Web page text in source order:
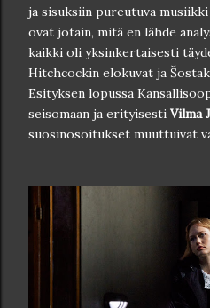
ja sisuksiin pureutuva
ovat jotain, mitä en lähde
kaikki oli yksinkertaisesti
Hitchcockin elokuvat ja
Esityksen lopussa
seisomaan ja erityisesti Vilma
suosinosoitukset muuttuivat